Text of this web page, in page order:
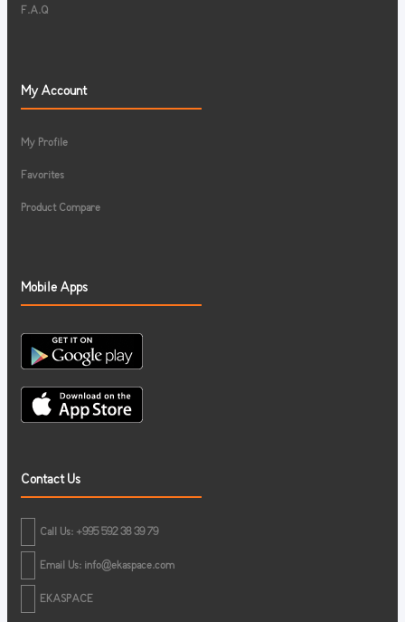
F.A.Q
My Account
My Profile
Favorites
Product Compare
Mobile Apps
Contact Us
Call Us: +995 592 38 39 79
Email Us: info@ekaspace.com
EKASPACE